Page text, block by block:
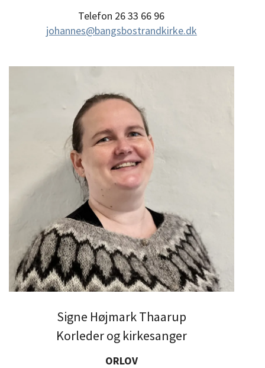
Telefon 26 33 66 96
johannes@bangsbostrandkirke.dk
Signe Højmark Thaarup
Korleder og kirkesanger
ORLOV